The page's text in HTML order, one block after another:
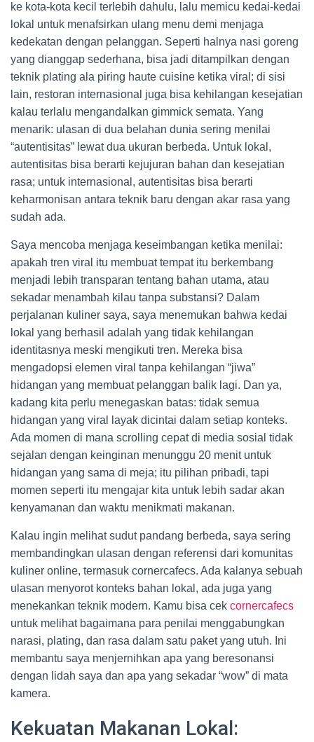
ke kota-kota kecil terlebih dahulu, lalu memicu kedai-kedai
lokal untuk menafsirkan ulang menu demi menjaga
kedekatan dengan pelanggan. Seperti halnya nasi goreng
yang dianggap sederhana, bisa jadi ditampilkan dengan
teknik plating ala piring haute cuisine ketika viral; di sisi
lain, restoran internasional juga bisa kehilangan kesejatian
kalau terlalu mengandalkan gimmick semata. Yang
menarik: ulasan di dua belahan dunia sering menilai
“autentisitas” lewat dua ukuran berbeda. Untuk lokal,
autentisitas bisa berarti kejujuran bahan dan kesejatian
rasa; untuk internasional, autentisitas bisa berarti
keharmonisan antara teknik baru dengan akar rasa yang
sudah ada.
Saya mencoba menjaga keseimbangan ketika menilai:
apakah tren viral itu membuat tempat itu berkembang
menjadi lebih transparan tentang bahan utama, atau
sekadar menambah kilau tanpa substansi? Dalam
perjalanan kuliner saya, saya menemukan bahwa kedai
lokal yang berhasil adalah yang tidak kehilangan
identitasnya meski mengikuti tren. Mereka bisa
mengadopsi elemen viral tanpa kehilangan “jiwa”
hidangan yang membuat pelanggan balik lagi. Dan ya,
kadang kita perlu menegaskan batas: tidak semua
hidangan yang viral layak dicintai dalam setiap konteks.
Ada momen di mana scrolling cepat di media sosial tidak
sejalan dengan keinginan menunggu 20 menit untuk
hidangan yang sama di meja; itu pilihan pribadi, tapi
momen seperti itu mengajar kita untuk lebih sadar akan
kenyamanan dan waktu menikmati makanan.
Kalau ingin melihat sudut pandang berbeda, saya sering
membandingkan ulasan dengan referensi dari komunitas
kuliner online, termasuk cornercafecs. Ada kalanya sebuah
ulasan menyorot konteks bahan lokal, ada juga yang
menekankan teknik modern. Kamu bisa cek cornercafecs
untuk melihat bagaimana para penilai menggabungkan
narasi, plating, dan rasa dalam satu paket yang utuh. Ini
membantu saya menjernihkan apa yang beresonansi
dengan lidah saya dan apa yang sekadar “wow” di mata
kamera.
Kekuatan Makanan Lokal: